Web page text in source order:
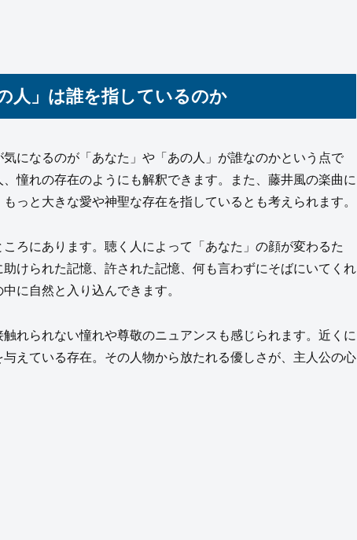
人」は誰を指しているのか
になるのが「あなた」や「あの人」が誰なのかという点で
憧れの存在のようにも解釈できます。また、藤井風の楽曲に
っと大きな愛や神聖な存在を指しているとも考えられます。
ろにあります。聴く人によって「あなた」の顔が変わるた
けられた記憶、許された記憶、何も言わずにそばにいてくれ
に自然と入り込んできます。
れられない憧れや尊敬のニュアンスも感じられます。近くに
えている存在。その人物から放たれる優しさが、主人公の心